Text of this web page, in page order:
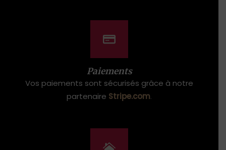
Paiements
Vos paiements sont sécurisés grâce à notre
partenaire Stripe.com.